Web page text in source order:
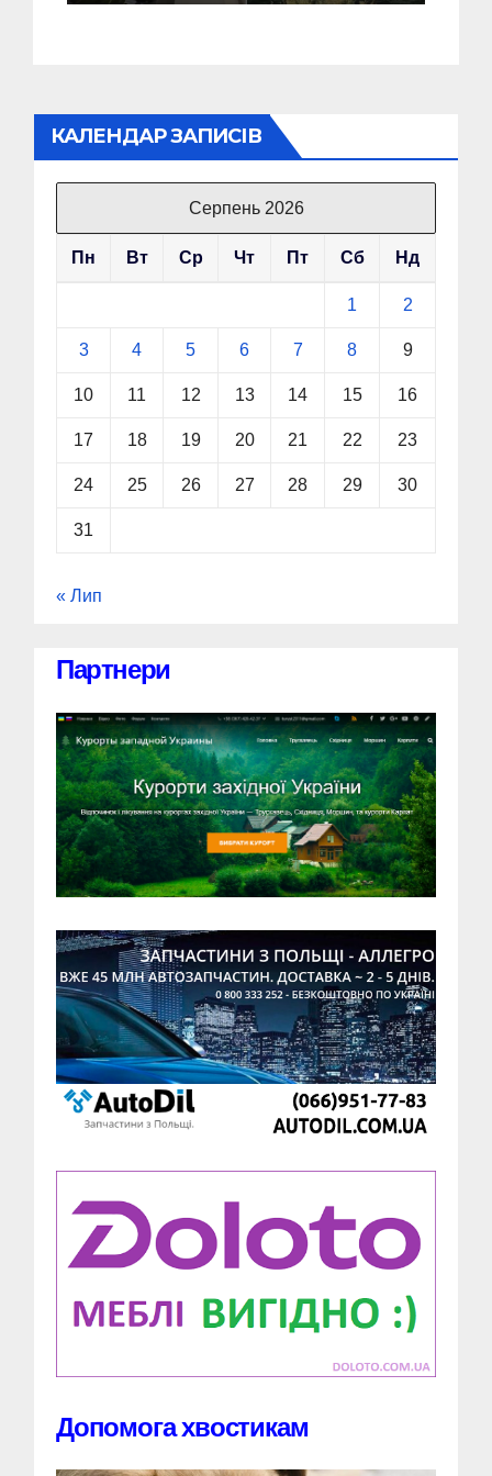
КАЛЕНДАР ЗАПИСІВ
Серпень 2026
Пн Вт Ср Чт Пт Сб Нд
1 2
3 4 5 6 7 8 9
10 11 12 13 14 15 16
17 18 19 20 21 22 23
24 25 26 27 28 29 30
31
« Лип
Партнери
Допомога хвостикам